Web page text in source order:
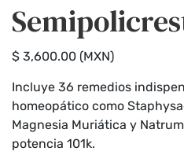
$ 3,600.00 (MXN)
Incluye 36 remedios
homeopático como
Magnesia Muriática y
potencia 101k.